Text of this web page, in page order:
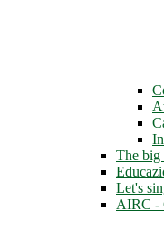
The big
Let's
AIRC -